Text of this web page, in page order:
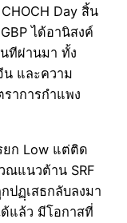
Day สิ้น
ได้อานิสงค์
ทีผ่านมา ทั้ง
น และความ
ราการกำแพง
ยก Low แต่ติด
ณแนวต้าน SRF
ปฏฺเสธกลับลงมา
แล้ว มีโอกาสที่